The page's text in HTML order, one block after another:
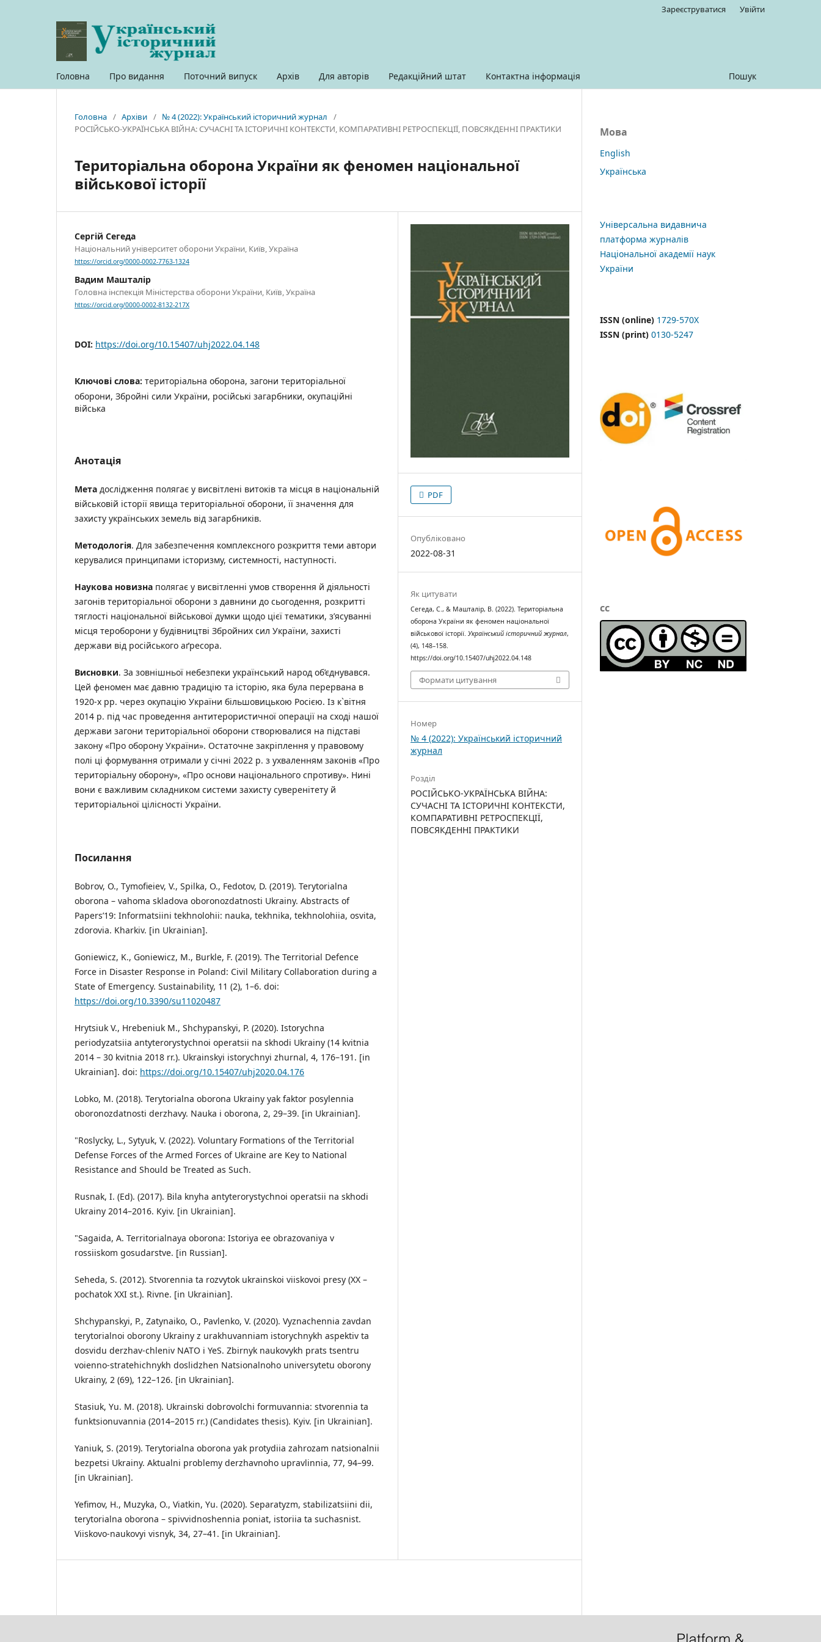
Головна Про видання Поточний випуск Архів Для авторів Редакційний штат Контактна інформація Пошук
Зареєструватися Увійти
Головна / Архіви / № 4 (2022): Український історичний журнал
/
РОСІЙСЬКО-УКРАЇНСЬКА ВІЙНА: СУЧАСНІ ТА ІСТОРИЧНІ КОНТЕКСТИ, КОМПАРАТИВНІ РЕТРОСПЕКЦІЇ, ПОВСЯКДЕННІ ПРАКТИКИ
Територіальна оборона України як феномен національної
військової історії
Сергій Сегеда
Національний університет оборони України, Київ, Україна
https://orcid.org/0000-0002-7763-1324
Вадим Машталір
Головна інспекція Міністерства оборони України, Київ, Україна
https://orcid.org/0000-0002-8132-217X
DOI: https://doi.org/10.15407/uhj2022.04.148
Ключові слова: територіальна оборона, загони територіальної
оборони, Збройні сили України, російські загарбники, окупаційні
війська
Анотація
Мета дослідження полягає у висвітлені витоків та місця в національній
військовій історії явища територіальної оборони, її значення для
захисту українських земель від загарбників.
Методологія. Для забезпечення комплексного розкриття теми автори
керувалися принципами історизму, системності, наступності.
Наукова новизна полягає у висвітленні умов створення й діяльності
загонів територіальної оборони з давнини до сьогодення, розкритті
тяглості національної військової думки щодо цієї тематики, з’ясуванні
місця тероборони у будівництві Збройних сил України, захисті
держави від російського аґресора.
Висновки. За зовнішньої небезпеки український народ об’єднувався.
Цей феномен має давню традицію та історію, яка була перервана в
1920-х рр. через окупацію України більшовицькою Росією. Із к`вітня
2014 р. під час проведення антитерористичної операції на сході нашої
держави загони територіальної оборони створювалися на підставі
закону «Про оборону України». Остаточне закріплення у правовому
полі ці формування отримали у січні 2022 р. з ухваленням законів «Про
територіальну оборону», «Про основи національного спротиву». Нині
вони є важливим складником системи захисту суверенітету й
територіальної цілісності України.
Посилання
Bobrov, O., Tymofieiev, V., Spilka, O., Fedotov, D. (2019). Terytorialna
oborona – vahoma skladova oboronozdatnosti Ukrainy. Abstracts of
Papers’19: Informatsiini tekhnolohii: nauka, tekhnika, tekhnolohiia, osvita,
zdorovia. Kharkiv. [in Ukrainian].
Goniewicz, K., Goniewicz, M., Burkle, F. (2019). The Territorial Defence
Force in Disaster Response in Poland: Civil Military Collaboration during a
State of Emergency. Sustainability, 11 (2), 1–6. doi:
https://doi.org/10.3390/su11020487
Hrytsiuk V., Hrebeniuk M., Shchypanskyi, P. (2020). Istorychna
periodyzatsiia antyterorystychnoi operatsii na skhodi Ukrainy (14 kvitnia
2014 – 30 kvitnia 2018 rr.). Ukrainskyi istorychnyi zhurnal, 4, 176–191. [in
Ukrainian]. doi: https://doi.org/10.15407/uhj2020.04.176
Lobko, M. (2018). Terytorialna oborona Ukrainy yak faktor posylennia
oboronozdatnosti derzhavy. Nauka i oborona, 2, 29–39. [in Ukrainian].
"Roslycky, L., Sytyuk, V. (2022). Voluntary Formations of the Territorial
Defense Forces of the Armed Forces of Ukraine are Key to National
Resistance and Should be Treated as Such.
Rusnak, I. (Ed). (2017). Bila knyha antyterorystychnoi operatsii na skhodi
Ukrainy 2014–2016. Kyiv. [in Ukrainian].
"Sagaida, A. Territorialnaya oborona: Istoriya ee obrazovaniya v
rossiiskom gosudarstve. [in Russian].
Seheda, S. (2012). Stvorennia ta rozvytok ukrainskoi viiskovoi presy (XX –
pochatok XXI st.). Rivne. [in Ukrainian].
Shchypanskyi, P., Zatynaiko, O., Pavlenko, V. (2020). Vyznachennia zavdan
terytorialnoi oborony Ukrainy z urakhuvanniam istorychnykh aspektiv ta
dosvidu derzhav-chleniv NATO i YeS. Zbirnyk naukovykh prats tsentru
voienno-stratehichnykh doslidzhen Natsionalnoho universytetu oborony
Ukrainy, 2 (69), 122–126. [in Ukrainian].
Stasiuk, Yu. M. (2018). Ukrainski dobrovolchi formuvannia: stvorennia ta
funktsionuvannia (2014–2015 rr.) (Candidates thesis). Kyiv. [in Ukrainian].
Yaniuk, S. (2019). Terytorialna oborona yak protydiia zahrozam natsionalnii
bezpetsi Ukrainy. Aktualni problemy derzhavnoho upravlinnia, 77, 94–99.
[in Ukrainian].
Yefimov, H., Muzyka, O., Viatkin, Yu. (2020). Separatyzm, stabilizatsiini dii,
terytorialna oborona – spivvidnoshennia poniat, istoriia ta suchasnist.
Viiskovo-naukovyi visnyk, 34, 27–41. [in Ukrainian].
PDF
Опубліковано
2022-08-31
Як цитувати
Сегеда, С., & Машталір, В. (2022). Територіальна
оборона України як феномен національної
військової історії.Український історичний журнал,
(4), 148–158.
https://doi.org/10.15407/uhj2022.04.148
Формати цитування
Номер
№ 4 (2022): Український історичний
журнал
Розділ
РОСІЙСЬКО-УКРАЇНСЬКА ВІЙНА:
СУЧАСНІ ТА ІСТОРИЧНІ КОНТЕКСТИ,
КОМПАРАТИВНІ РЕТРОСПЕКЦІЇ,
ПОВСЯКДЕННІ ПРАКТИКИ
Мова
English
Українська
Універсальна видавнича
платформа журналів
Національної академії наук
України
ISSN (online) 1729-570X
ISSN (print) 0130-5247
cc